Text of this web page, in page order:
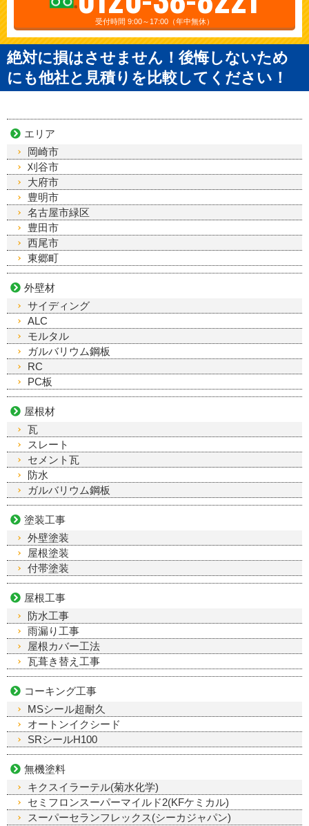
受付時間 9:00～17:00（年中無休）
絶対に損はさせません！後悔しないため
にも他社と見積りを比較してください！
エリア
岡崎市
刈谷市
大府市
豊明市
名古屋市緑区
豊田市
西尾市
東郷町
外壁材
サイディング
ALC
モルタル
ガルバリウム鋼板
RC
PC板
屋根材
瓦
スレート
セメント瓦
防水
ガルバリウム鋼板
塗装工事
外壁塗装
屋根塗装
付帯塗装
屋根工事
防水工事
雨漏り工事
屋根カバー工法
瓦葺き替え工事
コーキング工事
MSシール超耐久
オートンイクシード
SRシールH100
無機塗料
キクスイラーテル(菊水化学)
セミフロンスーパーマイルド2(KFケミカル)
スーパーセランフレックス(シーカジャパン)